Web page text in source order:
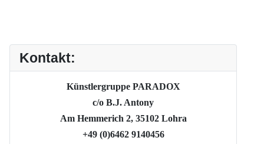
Kontakt:
Künstlergruppe PARADOX
c/o B.J. Antony
Am Hemmerich 2, 35102 Lohra
+49 (0)6462 9140456